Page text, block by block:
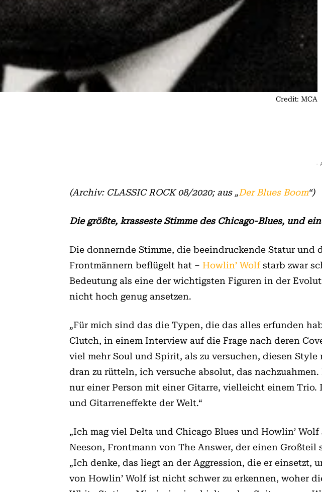
Credit: MCA
-
(Archiv: CLASSIC ROCK 08/2020; aus „Der Blues Boom“)
Die größte, krasseste Stimme des Chicago-Blues, und
Die donnernde Stimme, die beeindruckende Statur und
Frontmännern beflügelt hat – Howlin’ Wolfstarb zwar
Bedeutung als eine der wichtigsten Figuren in der
nicht hoch genug ansetzen.
„Für mich sind das die Typen, die das alles erfunden
Clutch, in einem Interview auf die Frage nach deren
viel mehr Soul und Spirit, als zu versuchen, diesen
dran zu rütteln, ich versuche absolut, das
nur einer Person mit einer Gitarre, vielleicht einem
und Gitarreneffekte der Welt.“
„Ich mag viel Delta und Chicago Blues und Howlin’
Neeson, Frontmann von The Answer, der einen
„Ich denke, das liegt an der Aggression, die er einsetzt,
von Howlin’ Wolf ist nicht schwer zu erkennen, woher